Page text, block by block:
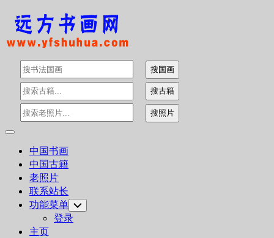
Skip
content
Expand
中国书画
中国古籍
老照片
联系站长
功能菜单 Toggle
Child
Menu
登录
主页